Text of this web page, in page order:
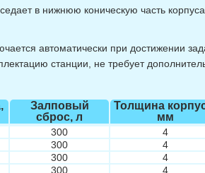
в нижнюю коническую часть
автоматически при достижении
станции, не требует
Залповый
сброс, л
Толщина
мм
300 4
300 4
300 4
300 4